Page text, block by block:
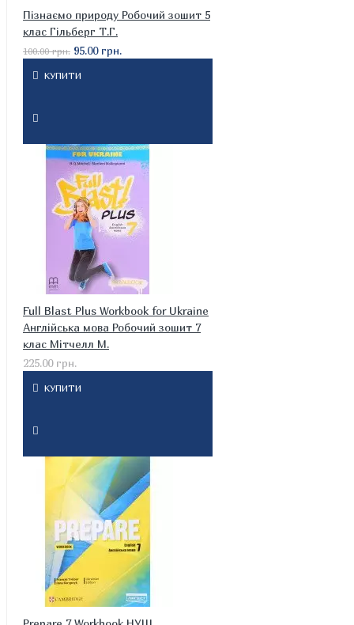
Пізнаємо природу Робочий зошит 5
клас Гільберг Т.Г.
100.00 грн. 95.00 грн.
КУПИТИ
Full Blast Plus Workbook for Ukraine
Англійська мова Робочий зошит 7
клас Мітчелл М.
225.00 грн.
КУПИТИ